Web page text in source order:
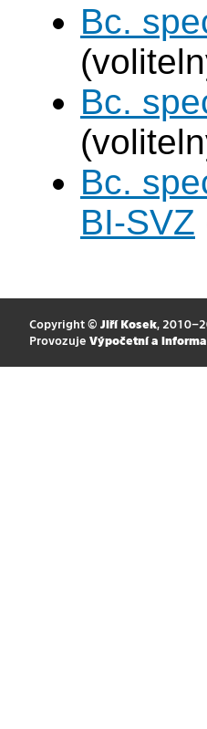
Bc.
Bc.
Bc.
BI-SVZ
Copyright © Jiří Kosek,
Provozuje Výpočetní a